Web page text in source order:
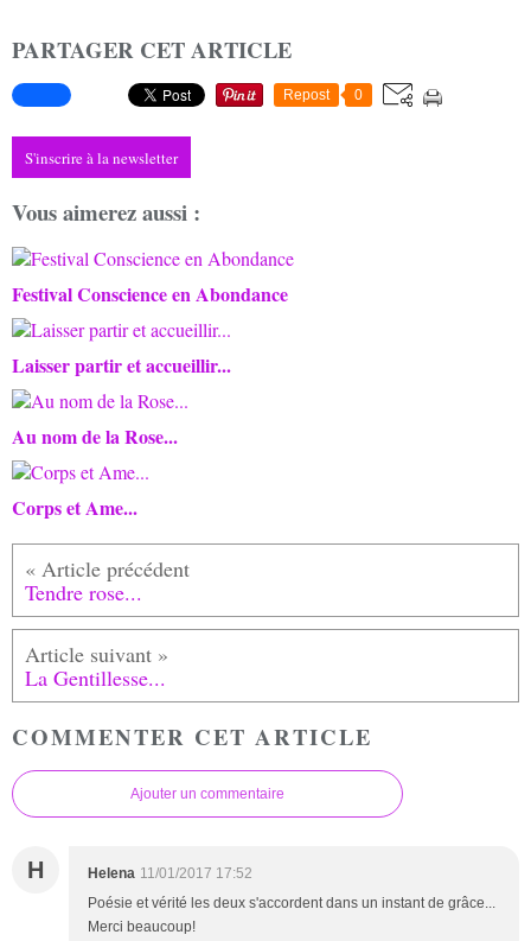
PARTAGER CET ARTICLE
Repost 0
S'inscrire à la newsletter
Vous aimerez aussi :
Festival Conscience en Abondance
Laisser partir et accueillir...
Au nom de la Rose...
Corps et Ame...
Tendre rose...
La Gentillesse...
COMMENTER CET ARTICLE
Ajouter un commentaire
H Helena 11/01/2017 17:52
Poésie et vérité les deux s'accordent dans un instant de grâce...
Merci beaucoup!